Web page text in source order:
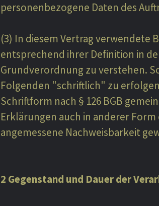
personenbezogene Daten des
(3) In diesem Vertrag verwendete
entsprechend ihrer Definition in
Grundverordnung zu verstehen.
Folgenden "schriftlich" zu
Schriftform nach § 126 BGB
Erklärungen auch in anderer
angemessene Nachweisbarkeit
2 Gegenstand und Dauer der